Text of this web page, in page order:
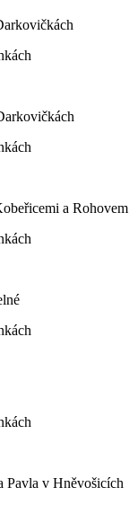
a Rohovem
Pavla v Hněvošicích